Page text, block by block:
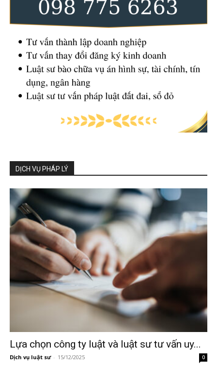
DỊCH VỤ PHÁP LÝ
Lựa chọn công ty luật và luật sư tư vấn uy...
Dịch vụ luật sư - 15/12/2025 0